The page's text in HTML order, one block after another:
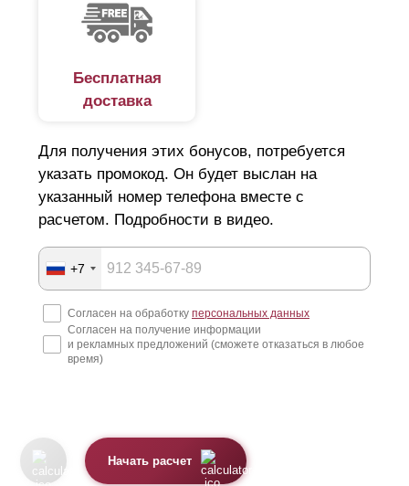
Бесплатная
доставка
Для получения этих бонусов, потребуется
указать промокод. Он будет выслан на
указанный номер телефона вместе с
расчетом. Подробности в видео.
+7
Согласен на обработку персональных данных
Согласен на получение информации
и рекламных предложений (сможете отказаться в любое
время)
Начать расчет